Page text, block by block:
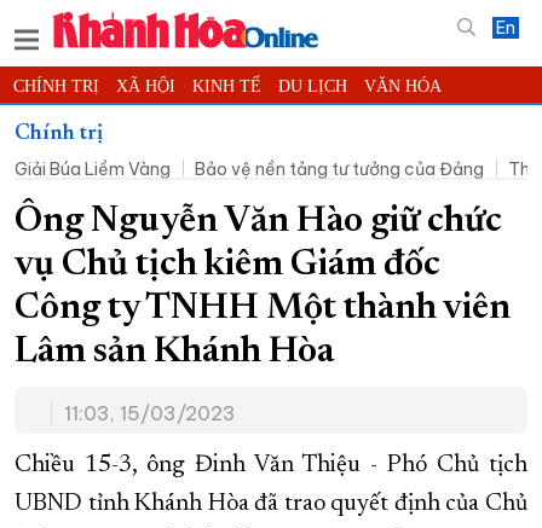
En
CHÍNH TRỊ XÃ HỘI KINH TẾ DU LỊCH VĂN HÓA
THỂ THAO
KHOA HỌC - CÔNG NGHỆ PHÁP LUẬT BẠN ĐỌC PHÓNG SỰ
THẾ GIỚI MULTIMEDIA VIDEO ĐỌC BÁO ONLINE
PODCAST THÔNG TIN - QUẢNG CÁO
QUY HOẠCH TỈNH KHÁNH HÒA
TRƯỜNG SA BIỂN ĐẢO QUÊ HƯƠNG
XÂY DỰNG NÔNG THÔN MỚI
TÀU - XE - MÁY BAY
KỶ NIỆM 370 NĂM XÂY DỰNG VÀ PHÁT TRIỂN TỈNH KHÁNH HÒA
Chính trị
Giải Búa Liềm Vàng
Bảo vệ nền tảng tư tưởng của Đảng
Ông Nguyễn Văn Hào giữ chức
vụ Chủ tịch kiêm Giám đốc
Công ty TNHH Một thành viên
Lâm sản Khánh Hòa
11:03, 15/03/2023
Chiều 15-3, ông Đinh Văn Thiệu - Phó Chủ tịch
UBND tỉnh Khánh Hòa đã trao quyết định của Chủ